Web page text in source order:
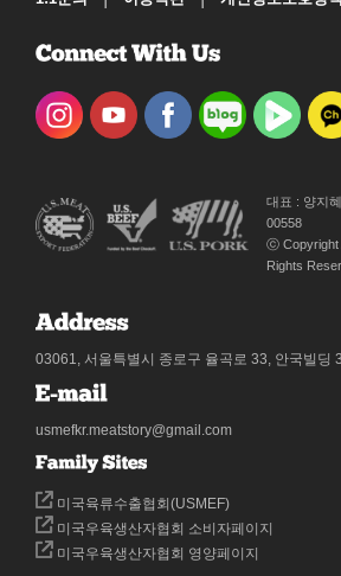
대표 : 양지혜
00558
ⓒ Copyright
Rights
03061, 서울특별시 종로구 율곡로 33, 안국빌딩
usmefkr.meatstory@gmail.com
미국육류수출협회(USMEF)
미국우육생산자협회 소비자페이지
미국우육생산자협회 영양페이지